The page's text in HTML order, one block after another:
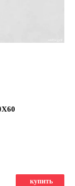
купить